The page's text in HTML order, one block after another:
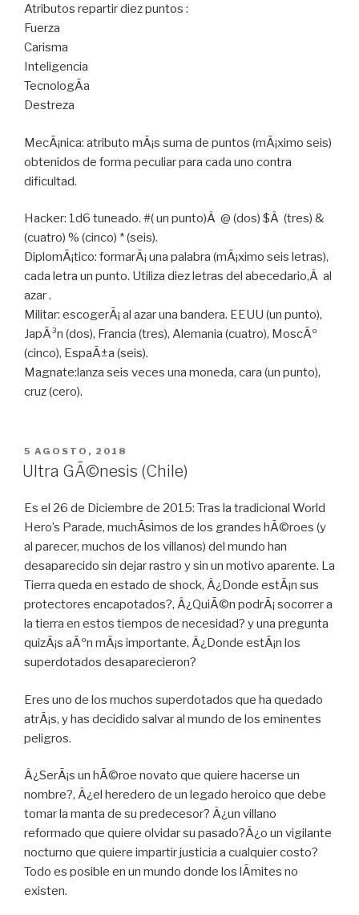
Atributos repartir diez puntos :
Fuerza
Carisma
Inteligencia
TecnologÃ­a
Destreza
MecÃ¡nica: atributo mÃ¡s suma de puntos (mÃ¡ximo seis)
obtenidos de forma peculiar para cada uno contra
dificultad.
Hacker: 1d6 tuneado. #( un punto)Â @ (dos) $Â (tres) &
(cuatro) % (cinco) * (seis).
DiplomÃ¡tico: formarÃ¡ una palabra (mÃ¡ximo seis letras),
cada letra un punto. Utiliza diez letras del abecedario,Â al
azar .
Militar: escogerÃ¡ al azar una bandera. EEUU (un punto),
JapÃ³n (dos), Francia (tres), Alemania (cuatro), MoscÃº
(cinco), EspaÃ±a (seis).
Magnate:lanza seis veces una moneda, cara (un punto),
cruz (cero).
PUBLICADO
EN
5 AGOSTO, 2018
Ultra GÃ©nesis (Chile)
Es el 26 de Diciembre de 2015: Tras la tradicional World
Hero’s Parade, muchÃ­simos de los grandes hÃ©roes (y
al parecer, muchos de los villanos) del mundo han
desaparecido sin dejar rastro y sin un motivo aparente. La
Tierra queda en estado de shock, Â¿Donde estÃ¡n sus
protectores encapotados?, Â¿QuiÃ©n podrÃ¡ socorrer a
la tierra en estos tiempos de necesidad? y una pregunta
quizÃ¡s aÃºn mÃ¡s importante, Â¿Donde estÃ¡n los
superdotados desaparecieron?
Eres uno de los muchos superdotados que ha quedado
atrÃ¡s, y has decidido salvar al mundo de los eminentes
peligros.
Â¿SerÃ¡s un hÃ©roe novato que quiere hacerse un
nombre?, Â¿el heredero de un legado heroico que debe
tomar la manta de su predecesor? Â¿un villano
reformado que quiere olvidar su pasado?Â¿o un vigilante
nocturno que quiere impartir justicia a cualquier costo?
Todo es posible en un mundo donde los lÃ­mites no
existen.